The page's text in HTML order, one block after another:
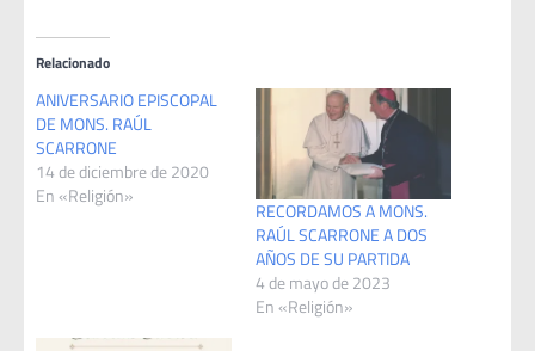
Relacionado
ANIVERSARIO EPISCOPAL
DE MONS. RAÚL
SCARRONE
14 de diciembre de 2020
En «Religión»
RECORDAMOS A MONS.
RAÚL SCARRONE A DOS
AÑOS DE SU PARTIDA
4 de mayo de 2023
En «Religión»